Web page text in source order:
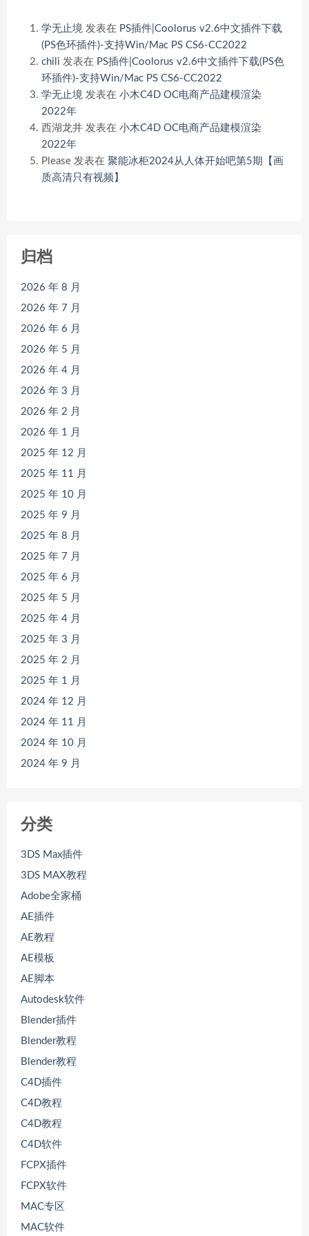
学无止境 发表在 PS插件|Coolorus v2.6中文插件下载
(PS色环插件)-支持Win/Mac PS CS6-CC2022
chili 发表在 PS插件|Coolorus v2.6中文插件下载(PS色
环插件)-支持Win/Mac PS CS6-CC2022
学无止境 发表在 小木C4D OC电商产品建模渲染
2022年
西湖龙井 发表在 小木C4D OC电商产品建模渲染
2022年
Please 发表在 聚能冰柜2024从人体开始吧第5期【画
质高清只有视频】
归档
2026 年 8 月
2026 年 7 月
2026 年 6 月
2026 年 5 月
2026 年 4 月
2026 年 3 月
2026 年 2 月
2026 年 1 月
2025 年 12 月
2025 年 11 月
2025 年 10 月
2025 年 9 月
2025 年 8 月
2025 年 7 月
2025 年 6 月
2025 年 5 月
2025 年 4 月
2025 年 3 月
2025 年 2 月
2025 年 1 月
2024 年 12 月
2024 年 11 月
2024 年 10 月
2024 年 9 月
分类
3DS Max插件
3DS MAX教程
Adobe全家桶
AE插件
AE教程
AE模板
AE脚本
Autodesk软件
Blender插件
Blender教程
Blender教程
C4D插件
C4D教程
C4D教程
C4D软件
FCPX插件
FCPX软件
MAC专区
MAC软件